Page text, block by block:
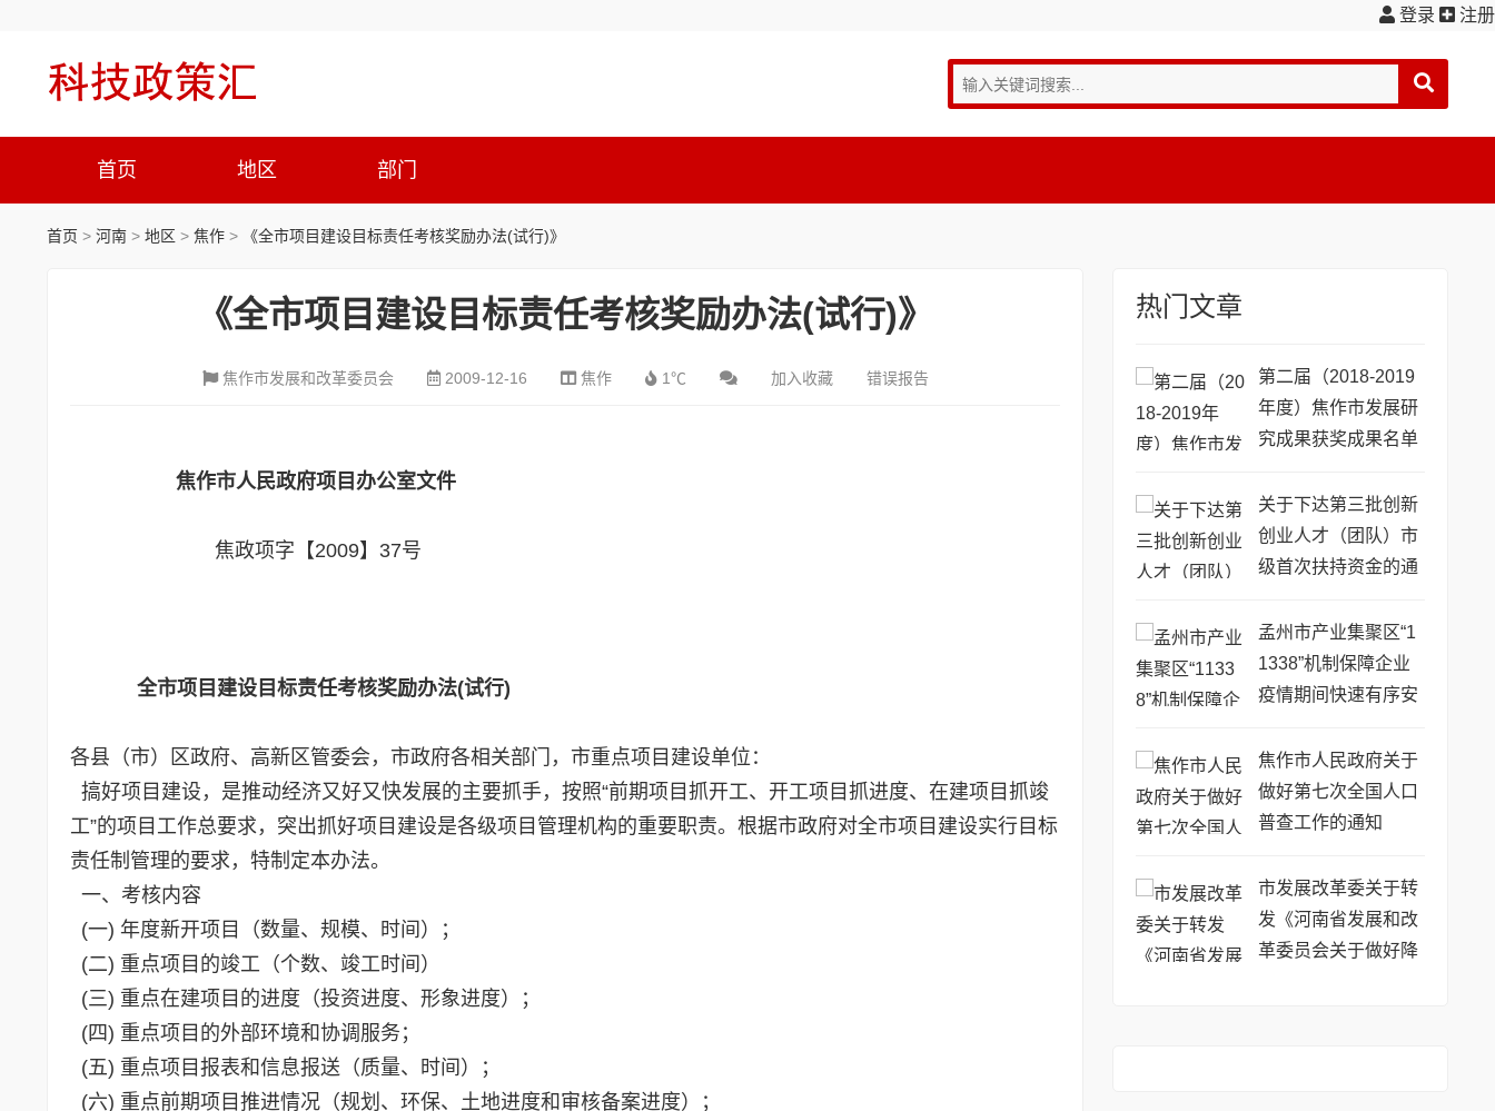
登录 注册
首页 地区 部门
首页 > 河南 > 地区 > 焦作 > 《全市项目建设目标责任考核奖励办法(试行)》
《全市项目建设目标责任考核奖励办法(试行)》
焦作市发展和改革委员会 2009-12-16 焦作 1℃ 加入收藏 错误报告
焦作市人民政府项目办公室文件
焦政项字【2009】37号
全市项目建设目标责任考核奖励办法(试行)
各县（市）区政府、高新区管委会，市政府各相关部门，市重点项目建设单位：
搞好项目建设，是推动经济又好又快发展的主要抓手，按照“前期项目抓开工、开工项目抓进度、在建项目抓竣
工”的项目工作总要求，突出抓好项目建设是各级项目管理机构的重要职责。根据市政府对全市项目建设实行目标
责任制管理的要求，特制定本办法。
一、考核内容
(一) 年度新开项目（数量、规模、时间）；
(二) 重点项目的竣工（个数、竣工时间）
(三) 重点在建项目的进度（投资进度、形象进度）；
(四) 重点项目的外部环境和协调服务；
(五) 重点项目报表和信息报送（质量、时间）；
(六) 重点前期项目推进情况（规划、环保、土地进度和审核备案进度）；
热门文章
第二届（2018-2019
年度）焦作市发展研
究成果获奖成果名单
关于下达第三批创新
创业人才（团队）市
级首次扶持资金的通
孟州市产业集聚区“1
1338”机制保障企业
疫情期间快速有序安
焦作市人民政府关于
做好第七次全国人口
普查工作的通知
市发展改革委关于转
发《河南省发展和改
革委员会关于做好降